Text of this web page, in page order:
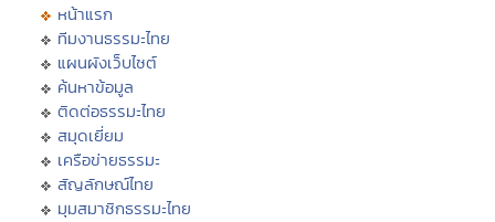
หน้าแรก
ทีมงานธรรมะไทย
แผนผังเว็บไซต์
ค้นหาข้อมูล
ติดต่อธรรมะไทย
สมุดเยี่ยม
เครือข่ายธรรมะ
สัญลักษณ์ไทย
มุมสมาชิกธรรมะไทย